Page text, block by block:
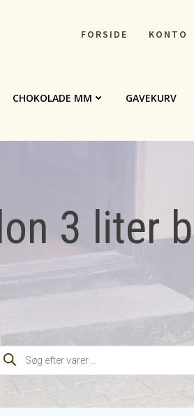
FORSIDE KONTO
CHOKOLADE MM GAVEKURV
3 liter